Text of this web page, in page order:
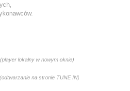
(player lokalny w nowym oknie)
(odtwarzanie na stronie TUNE IN)